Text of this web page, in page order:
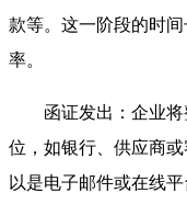
款等。这一阶段的时
率。
函证发出：企业
位，如银行、供应商
以是电子邮件或在线